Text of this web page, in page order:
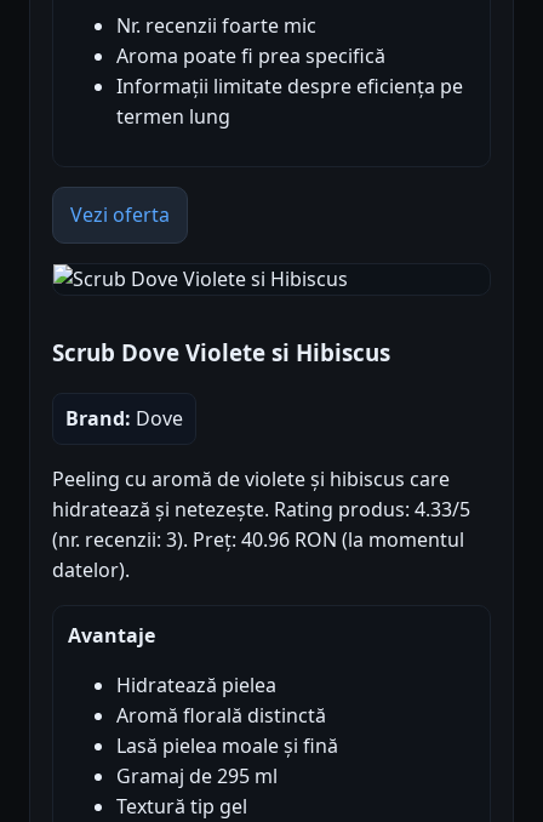
Nr. recenzii foarte mic
Aroma poate fi prea specifică
Informații limitate despre eficiența pe
termen lung
Vezi oferta
Scrub Dove Violete si Hibiscus
Brand: Dove
Peeling cu aromă de violete și hibiscus care
hidratează și netezește. Rating produs: 4.33/5
(nr. recenzii: 3). Preț: 40.96 RON (la momentul
datelor).
Avantaje
Hidratează pielea
Aromă florală distinctă
Lasă pielea moale și fină
Gramaj de 295 ml
Textură tip gel